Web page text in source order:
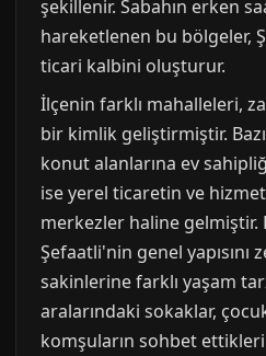
şekillenir. Sabahın erken
hareketlenen bu bölgeler,
ticari kalbini oluşturur.
İlçenin farklı mahalleleri,
bir kimlik geliştirmiştir.
konut alanlarına ev
ise yerel ticaretin ve
merkezler haline gelmiştir.
Şefaatli'nin genel yapısını
sakinlerine farklı yaşam
aralarındaki sokaklar,
komşuların sohbet